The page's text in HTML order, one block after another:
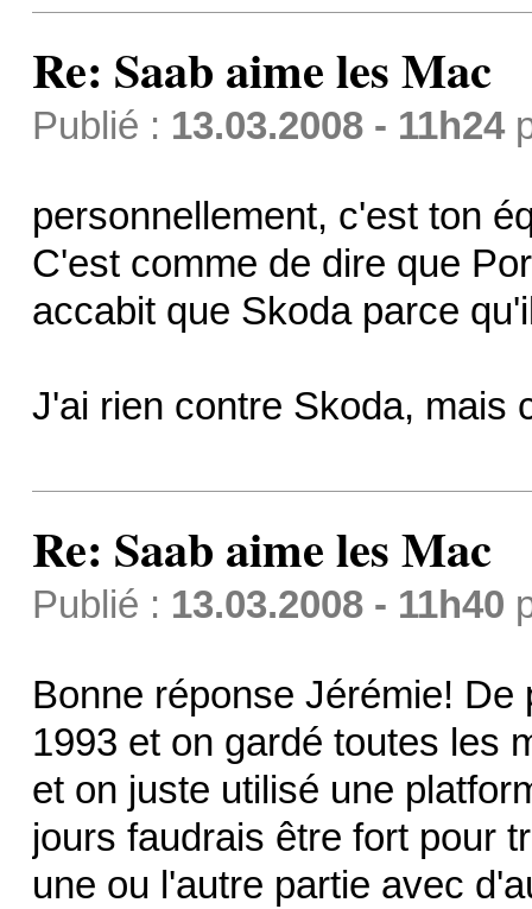
Re: Saab aime les Mac
Publié : 13.03.2008 - 11h24
personnellement, c'est ton
C'est comme de dire que
accabit que Skoda parce
J'ai rien contre Skoda, mais
Re: Saab aime les Mac
Publié : 13.03.2008 - 11h40
Bonne réponse Jérémie!
1993 et on gardé toutes les
et on juste utilisé une
jours faudrais être fort pour
une ou l'autre partie avec